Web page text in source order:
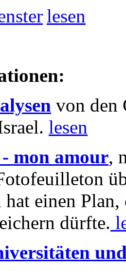
lesen
von den
lesen
mon amour,
einen Plan,
dürfte.